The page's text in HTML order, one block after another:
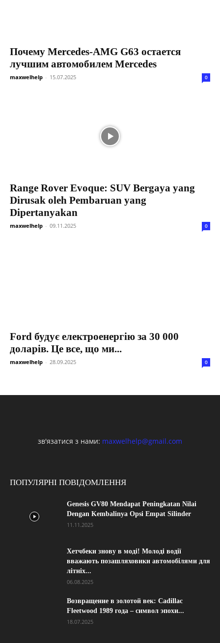
Почему Mercedes-AMG G63 остается
лучшим автомобилем Mercedes
maxwelhelp - 15.07.2025 0
Range Rover Evoque: SUV Bergaya yang
Dirusak oleh Pembaruan yang
Dipertanyakan
maxwelhelp - 09.11.2025 0
Ford будує електроенергію за 30 000
доларів. Це все, що ми...
maxwelhelp - 28.09.2025 0
зв'язатися з нами: maxwelhelp@gmail.com
ПОПУЛЯРНІ ПОВІДОМЛЕННЯ
Genesis GV80 Mendapat Peningkatan Nilai
Dengan Kembalinya Opsi Empat Silinder
11.11.2025
Хетчбеки знову в моді! Молоді водії
вважають позашляховики автомобілями для
літніх...
06.08.2025
Возвращение в золотой век: Cadillac
Fleetwood 1989 года – символ эпохи...
18.07.2025